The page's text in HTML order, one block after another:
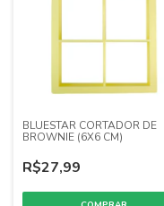
BLUESTAR CORTADOR DE
BROWNIE (6X6 CM)
R$27,99